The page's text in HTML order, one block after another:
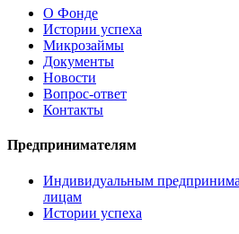
О Фонде
Истории успеха
Микрозаймы
Документы
Новости
Вопрос-ответ
Контакты
Предпринимателям
Индивидуальным
лицам
Истории успеха